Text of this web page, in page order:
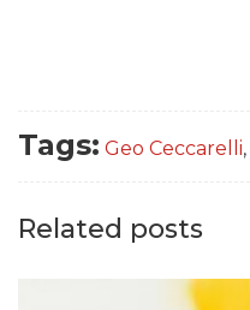
Tags: Geo Ceccarelli,
Related posts